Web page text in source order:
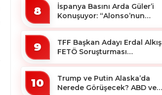
8
İspanya Basını Arda Güler’i
Konuşuyor: “Alonso’nun
9
TFF Başkan Adayı Erdal Alkış
FETÖ Soruşturması
10
Trump ve Putin Alaska’da
Nerede Görüşecek? ABD ve